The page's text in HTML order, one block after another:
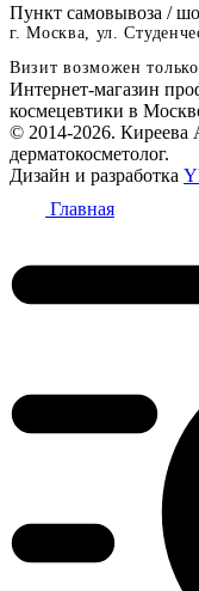
Пункт самовывоза /
г. Москва, ул.
Визит возможен
Интернет-магазин
космецевтики в
© 2014-2026. Киреева
дерматокосметолог.
Дизайн и разработка
Главная